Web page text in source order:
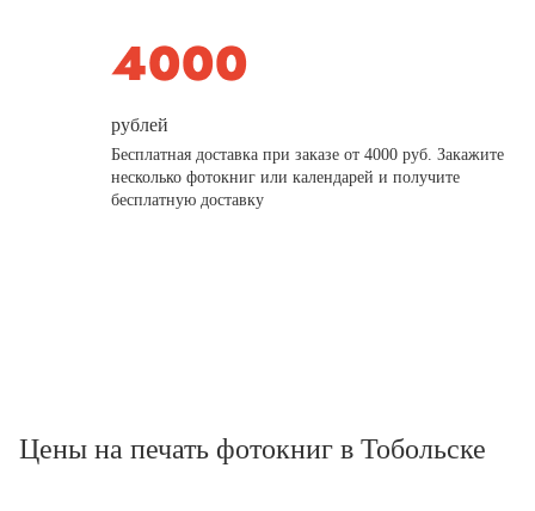
рублей
Бесплатная доставка при заказе от 4000 руб. Закажите
несколько фотокниг или календарей и получите
бесплатную доставку
Цены на печать фотокниг в Тобольске